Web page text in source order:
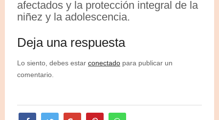
afectados y la protección integral de la
niñez y la adolescencia.
Deja una respuesta
Lo siento, debes estar conectado para publicar un
comentario.